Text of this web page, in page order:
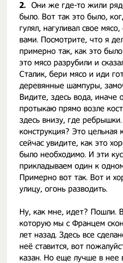
2. Они же где-то жили
было. Вот так это было,
гулял, нагуливал свое
вами. Посмотрите, что я
примерно так, как это
это мясо разрубили и
Сталик, бери мясо и иди
деревянные шампуры,
Видите, здесь вода, иначе
протыкаю прямо возле
здесь внизу, где
конструкция? Это цельная
сейчас увидите, как это
было необходимо. И эти
прикладываем один к
Примерно вот так. Вот и
улицу, огонь разводить.
Ну, как мне, идет? Пошли.
которую мы с Францем
лет назад. Здесь все
неё ставится, вот
казан. Но еще лучше в нее